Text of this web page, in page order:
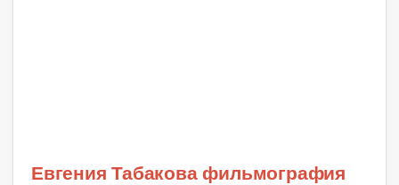
Евгения Табакова фильмография